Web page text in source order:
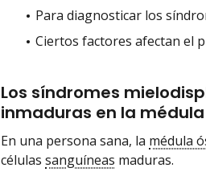
Para diagnosticar los
Ciertos factores afectan el
Los síndromes
inmaduras en la
En una persona sana, la médula
células sanguíneas maduras.